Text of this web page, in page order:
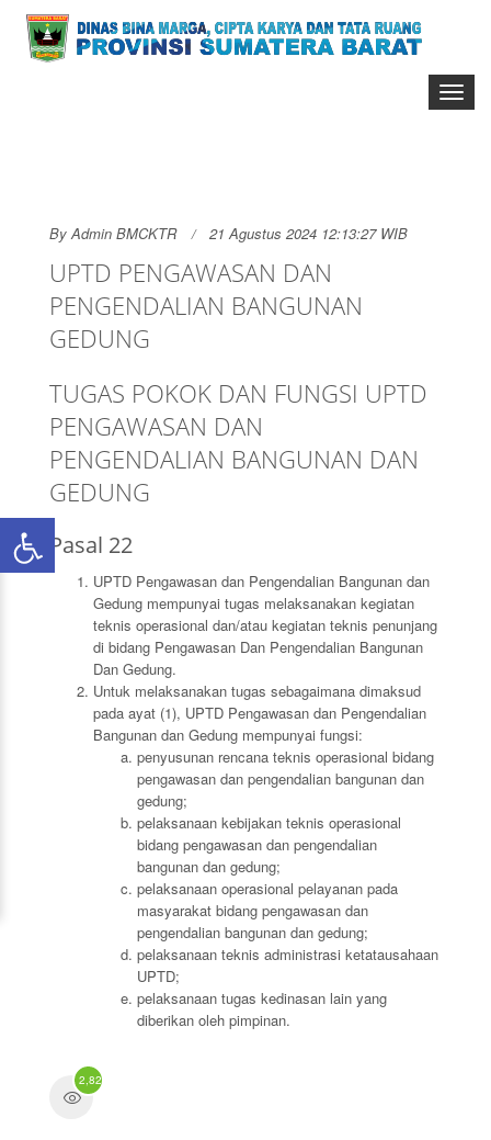
Toggle
ByAdmin BMCKTR 21 Agustus 2024 12:13:27 WIB
UPTD PENGAWASAN DAN
PENGENDALIAN BANGUNAN
GEDUNG
TUGAS POKOK DAN FUNGSI UPTD
PENGAWASAN DAN
PENGENDALIAN BANGUNAN DAN
GEDUNG
Pasal 22
UPTD Pengawasan dan Pengendalian Bangunan dan
Gedung mempunyai tugas melaksanakan kegiatan
teknis operasional dan/atau kegiatan teknis penunjang
di bidang Pengawasan Dan Pengendalian Bangunan
Dan Gedung.
Untuk melaksanakan tugas sebagaimana dimaksud
pada ayat (1), UPTD Pengawasan dan Pengendalian
Bangunan dan Gedung mempunyai fungsi:
penyusunan rencana teknis operasional bidang
pengawasan dan pengendalian bangunan dan
gedung;
pelaksanaan kebijakan teknis operasional
bidang pengawasan dan pengendalian
bangunan dan gedung;
pelaksanaan operasional pelayanan pada
masyarakat bidang pengawasan dan
pengendalian bangunan dan gedung;
pelaksanaan teknis administrasi ketatausahaan
UPTD;
pelaksanaan tugas kedinasan lain yang
diberikan oleh pimpinan.
2,827